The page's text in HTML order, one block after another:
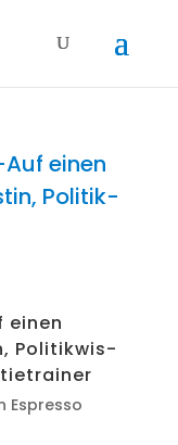
einen
Poli­tik­wis­
Espresso